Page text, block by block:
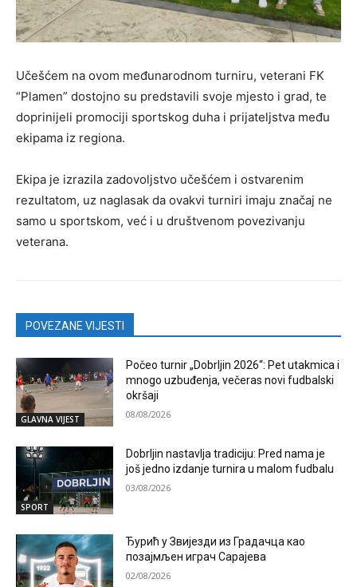
Učešćem na ovom međunarodnom turniru, veterani FK
“Plamen” dostojno su predstavili svoje mjesto i grad, te
doprinijeli promociji sportskog duha i prijateljstva među
ekipama iz regiona.
Ekipa je izrazila zadovoljstvo učešćem i ostvarenim
rezultatom, uz naglasak da ovakvi turniri imaju značaj ne
samo u sportskom, već i u društvenom povezivanju
veterana.
POVEZANE VIJESTI
GLAVNA VIJEST
Počeo turnir „Dobrljin 2026“: Pet utakmica i
mnogo uzbuđenja, večeras novi fudbalski
okršaji
08/08/2026
SPORT
Dobrljin nastavlja tradiciju: Pred nama je
još jedno izdanje turnira u malom fudbalu
03/08/2026
Ђурић у Звијезди из Градачца као
позајмљен играч Сарајева
02/08/2026